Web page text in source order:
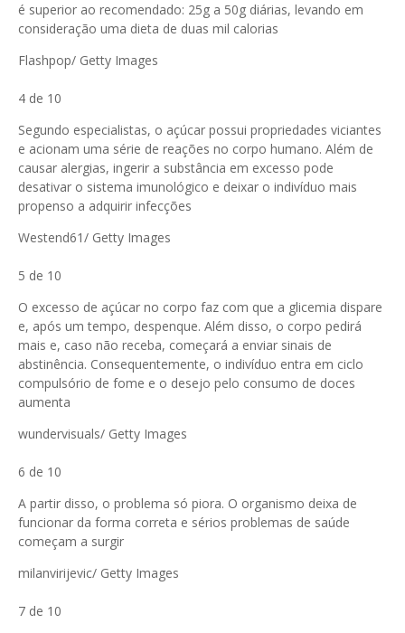
é superior ao recomendado: 25g a 50g diárias, levando em
consideração uma dieta de duas mil calorias
Flashpop/ Getty Images
4 de 10
Segundo especialistas, o açúcar possui propriedades viciantes
e acionam uma série de reações no corpo humano. Além de
causar alergias, ingerir a substância em excesso pode
desativar o sistema imunológico e deixar o indivíduo mais
propenso a adquirir infecções
Westend61/ Getty Images
5 de 10
O excesso de açúcar no corpo faz com que a glicemia dispare
e, após um tempo, despenque. Além disso, o corpo pedirá
mais e, caso não receba, começará a enviar sinais de
abstinência. Consequentemente, o indivíduo entra em ciclo
compulsório de fome e o desejo pelo consumo de doces
aumenta
wundervisuals/ Getty Images
6 de 10
A partir disso, o problema só piora. O organismo deixa de
funcionar da forma correta e sérios problemas de saúde
começam a surgir
milanvirijevic/ Getty Images
7 de 10